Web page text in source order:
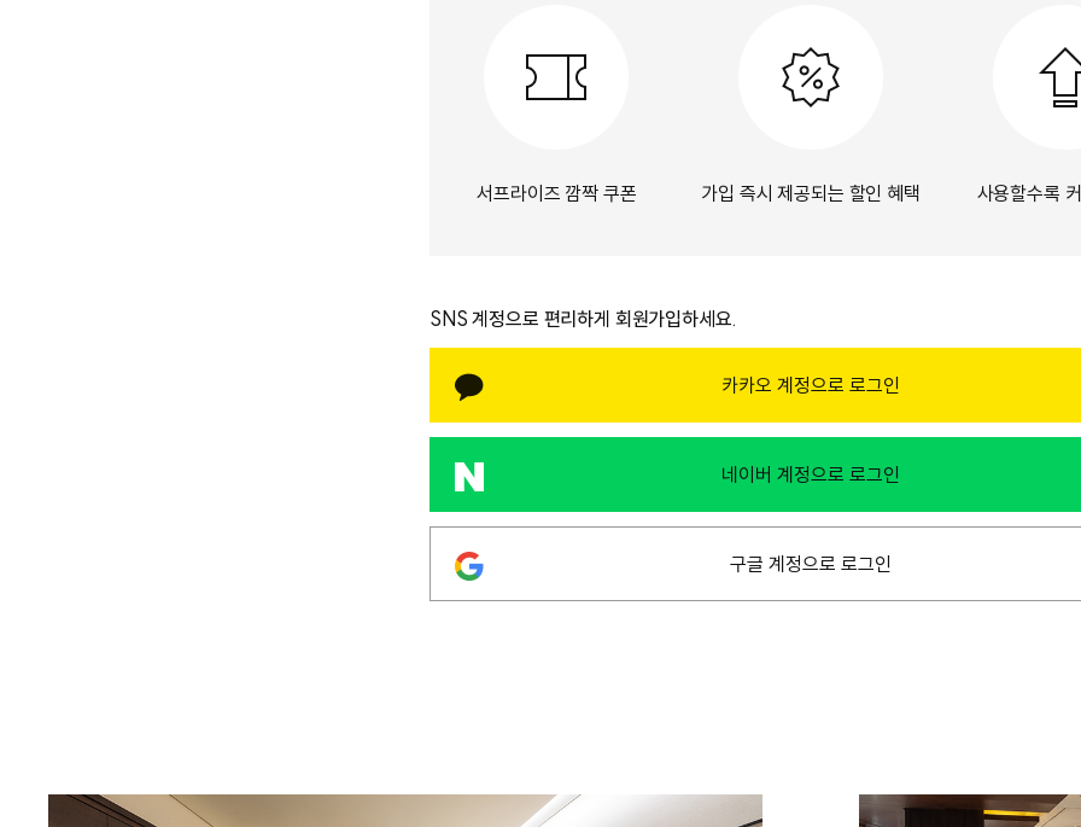
서프라이즈 깜짝 쿠폰 가입 즉시 제공되는 할인 혜택 사용할수록
SNS 계정으로 편리하게 회원가입하세요.
카카오 계정으로 로그인
네이버 계정으로 로그인
구글 계정으로 로그인